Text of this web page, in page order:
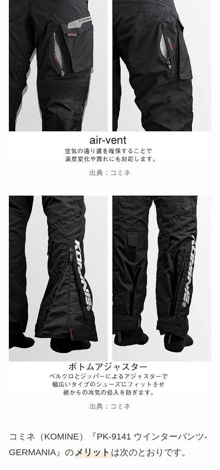
出典：コミネ
出典：コミネ
コミネ（KOMINE）『PK-9141 ウインターパンツ-
GERMANIA』のメリットは次のとおりです。